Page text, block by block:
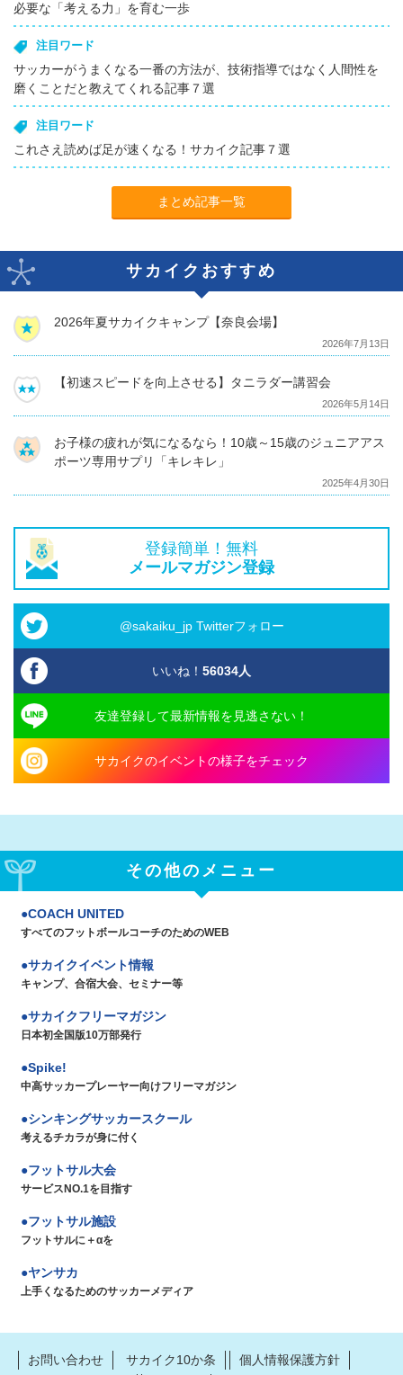
必要な「考える力」を育む一歩
注目ワード
サッカーがうまくなる一番の方法が、技術指導ではなく人間性を
磨くことだと教えてくれる記事７選
注目ワード
これさえ読めば足が速くなる！サカイク記事７選
まとめ記事一覧
サカイクおすすめ
2026年夏サカイクキャンプ【奈良会場】
2026年7月13日
【初速スピードを向上させる】タニラダー講習会
2026年5月14日
お子様の疲れが気になるなら！10歳～15歳のジュニアアス
ポーツ専用サプリ「キレキレ」
2025年4月30日
登録簡単！無料
メールマガジン登録
@sakaiku_jp Twitterフォロー
いいね！ 56034人
友達登録して最新情報を見逃さない！
サカイクのイベントの様子をチェック
その他のメニュー
COACH UNITED
すべてのフットボールコーチのためのWEB
サカイクイベント情報
キャンプ、合宿大会、セミナー等
サカイクフリーマガジン
日本初全国版10万部発行
Spike!
中高サッカープレーヤー向けフリーマガジン
シンキングサッカースクール
考えるチカラが身に付く
フットサル大会
サービスNO.1を目指す
フットサル施設
フットサルに＋αを
ヤンサカ
上手くなるためのサッカーメディア
お問い合わせ サカイク10か条 個人情報保護方針